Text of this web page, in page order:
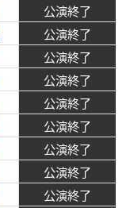
公演終了
公演終了
公演終了
公演終了
公演終了
公演終了
公演終了
公演終了
公演終了